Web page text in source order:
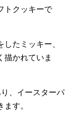
トクッキーで
たミッキー、
描かれていま
、イースターパ
す。